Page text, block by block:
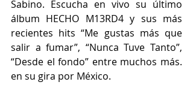
Sabino. Escucha en vivo su último
álbum HECHO M13RD4 y sus más
recientes hits “Me gustas más que
salir a fumar”, “Nunca Tuve Tanto”,
“Desde el fondo” entre muchos más.
en su gira por México.